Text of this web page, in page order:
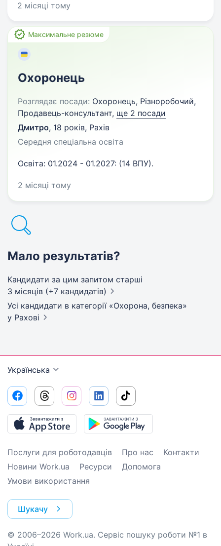
2 місяці тому
Максимальне резюме
Охоронець
Розглядає посади: Охоронець, Різноробочий,
Продавець-консультант, ще 2 посади
Дмитро, 18 років, Рахів
Середня спеціальна освіта
Освіта: 01.2024 - 01.2027: (14 ВПУ).
2 місяці тому
Мало результатів?
Кандидати за цим запитом старші
3 місяців (+7 кандидатів)
Усі кандидати в категорії «Охорона, безпека»
у Рахові
Українська
Послуги для роботодавців Про нас
Контакти
Новини Work.ua
Ресурси
Допомога
Умови використання
Шукачу
© 2006–2026 Work.ua. Сервіс пошуку роботи №1 в